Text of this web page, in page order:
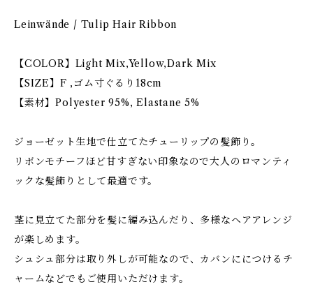
Leinwände / Tulip Hair Ribbon
【COLOR】Light Mix,Yellow,Dark Mix
【SIZE】F ,ゴム寸ぐるり18cm
【素材】Polyester 95%, Elastane 5%
ジョーゼット生地で仕立てたチューリップの髪飾り。
リボンモチーフほど甘すぎない印象なので大人のロマンティ
ックな髪飾りとして最適です。
茎に見立てた部分を髪に編み込んだり、多様なヘアアレンジ
が楽しめます。
シュシュ部分は取り外しが可能なので、カバンににつけるチ
ャームなどでもご使用いただけます。